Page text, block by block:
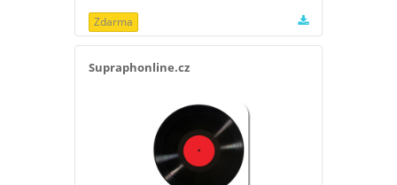
Zdarma
Supraphonline.cz